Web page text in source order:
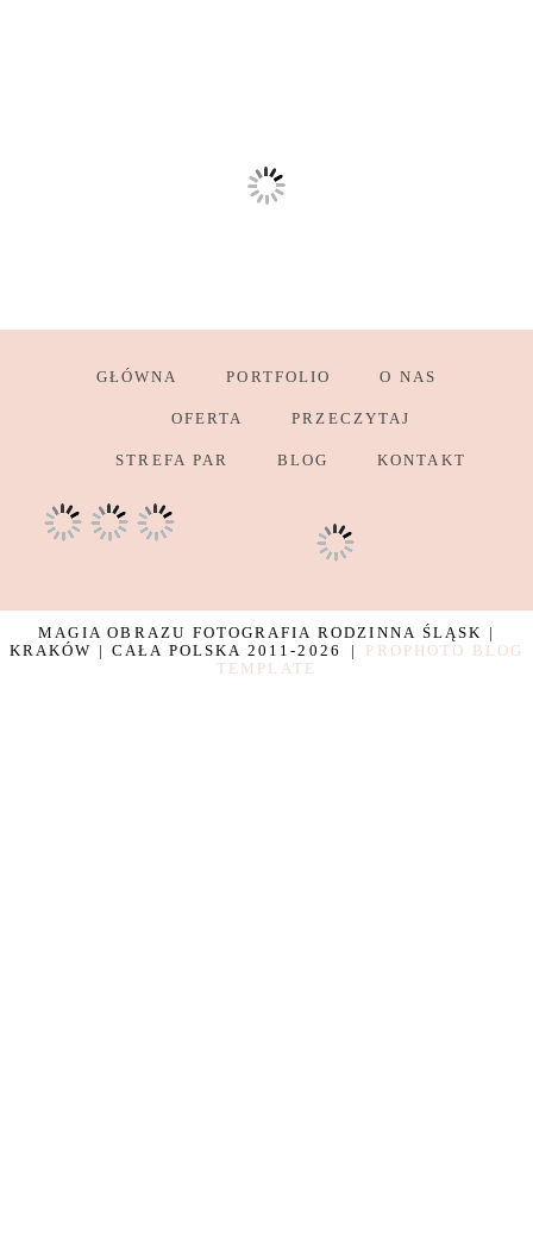
GŁÓWNA PORTFOLIO O NAS
OFERTA PRZECZYTAJ
STREFA PAR BLOG KONTAKT
MAGIA OBRAZU FOTOGRAFIA RODZINNA ŚLĄSK |
KRAKÓW | CAŁA POLSKA 2011-2026
|
PROPHOTO BLOG
TEMPLATE